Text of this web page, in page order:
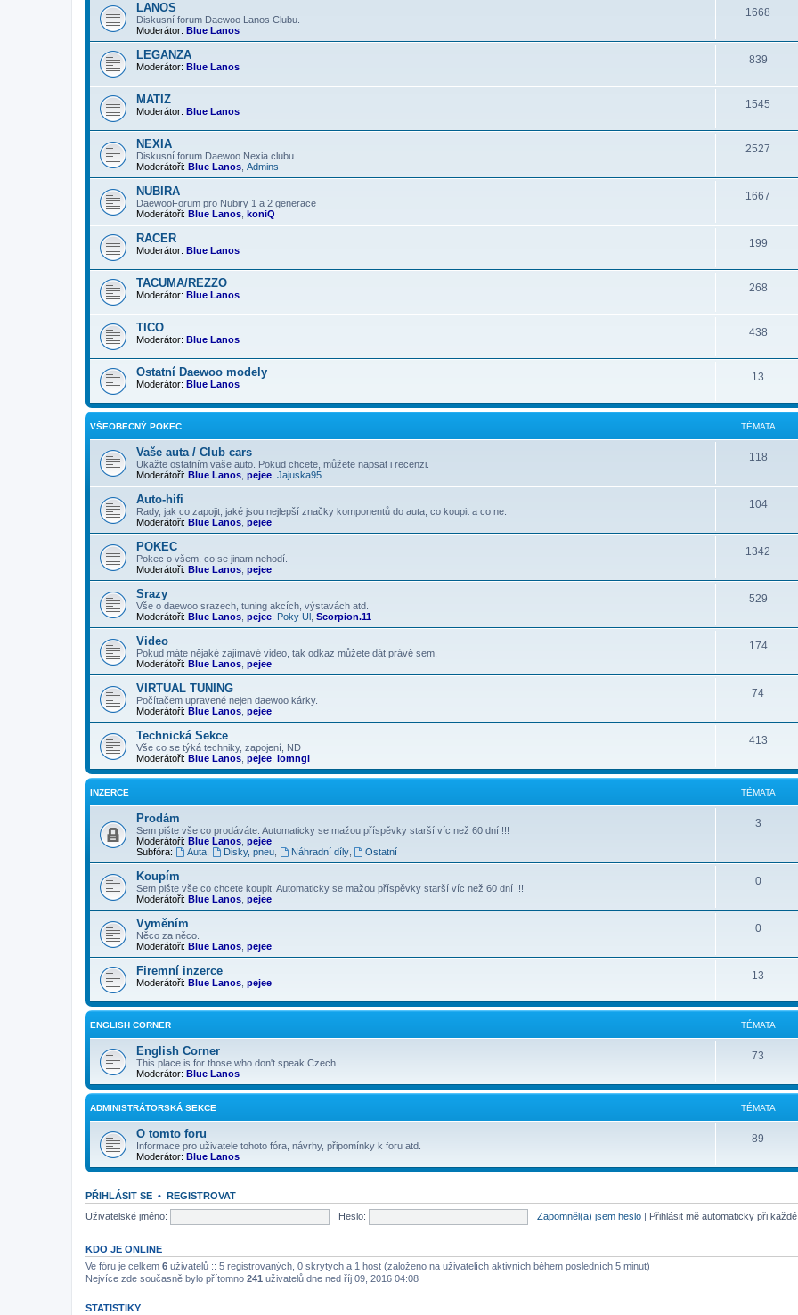
LANOS
Diskusní forum Daewoo Lanos Clubu.
Moderátor: Blue Lanos
1668
LEGANZA
Moderátor: Blue Lanos
839
MATIZ
Moderátor: Blue Lanos
1545
NEXIA
Diskusní forum Daewoo Nexia clubu.
Moderátoři: Blue Lanos Admins
2527
NUBIRA
DaewooForum pro Nubiry 1 a 2 generace
Moderátoři: Blue Lanos koniQ
1667
RACER
Moderátor: Blue Lanos
199
TACUMA/REZZO
Moderátor: Blue Lanos
268
TICO
Moderátor: Blue Lanos
438
Ostatní Daewoo modely
Moderátor: Blue Lanos
13
VŠEOBECNÝ POKEC TÉMATA
Vaše auta / Club cars
Ukažte ostatním vaše auto. Pokud chcete, můžete napsat i recenzi.
Moderátoři: Blue Lanos pejee Jajuska95
118
Auto-hifi
Rady, jak co zapojit, jaké jsou nejlepší značky komponentů do auta, co koupit a co ne.
Moderátoři: Blue Lanos pejee
104
POKEC
Pokec o všem, co se jinam nehodí.
Moderátoři: Blue Lanos pejee
1342
Srazy
Vše o daewoo srazech, tuning akcích, výstavách atd.
Moderátoři: Blue Lanos pejee Poky Ul Scorpion.11
529
Video
Pokud máte nějaké zajímavé video, tak odkaz můžete dát právě sem.
Moderátoři: Blue Lanos pejee
174
VIRTUAL TUNING
Počítačem upravené nejen daewoo kárky.
Moderátoři: Blue Lanos pejee
74
Technická Sekce
Vše co se týká techniky, zapojení, ND
Moderátoři: Blue Lanos pejee lomngi
413
INZERCE TÉMATA
Prodám
Sem pište vše co prodáváte. Automaticky se mažou příspěvky starší víc než 60 dní !!!
Moderátoři: Blue Lanos pejee
Subfóra:
Auta, Disky, pneu, Náhradní díly, Ostatní
3
Koupím
Sem pište vše co chcete koupit. Automaticky se mažou příspěvky starší víc než 60 dní !!!
Moderátoři: Blue Lanos pejee
0
Vyměním
Něco za něco.
Moderátoři: Blue Lanos pejee
0
Firemní inzerce
Moderátoři: Blue Lanos pejee
13
ENGLISH CORNER TÉMATA
English Corner
This place is for those who don't speak Czech
Moderátor: Blue Lanos
73
ADMINISTRÁTORSKÁ SEKCE TÉMATA
O tomto foru
Informace pro uživatele tohoto fóra, návrhy, připomínky k foru atd.
Moderátor: Blue Lanos
89
PŘIHLÁSIT SE • REGISTROVAT
Uživatelské jméno:
Heslo: Zapomněl(a) jsem heslo | Přihlásit mě automaticky při
KDO JE ONLINE
Ve fóru je celkem 6 uživatelů :: 5 registrovaných, 0 skrytých a 1 host (založeno na uživatelích aktivních během posledních 5 minut)
Nejvíce zde současně bylo přítomno 241 uživatelů dne ned říj 09, 2016 04:08
STATISTIKY